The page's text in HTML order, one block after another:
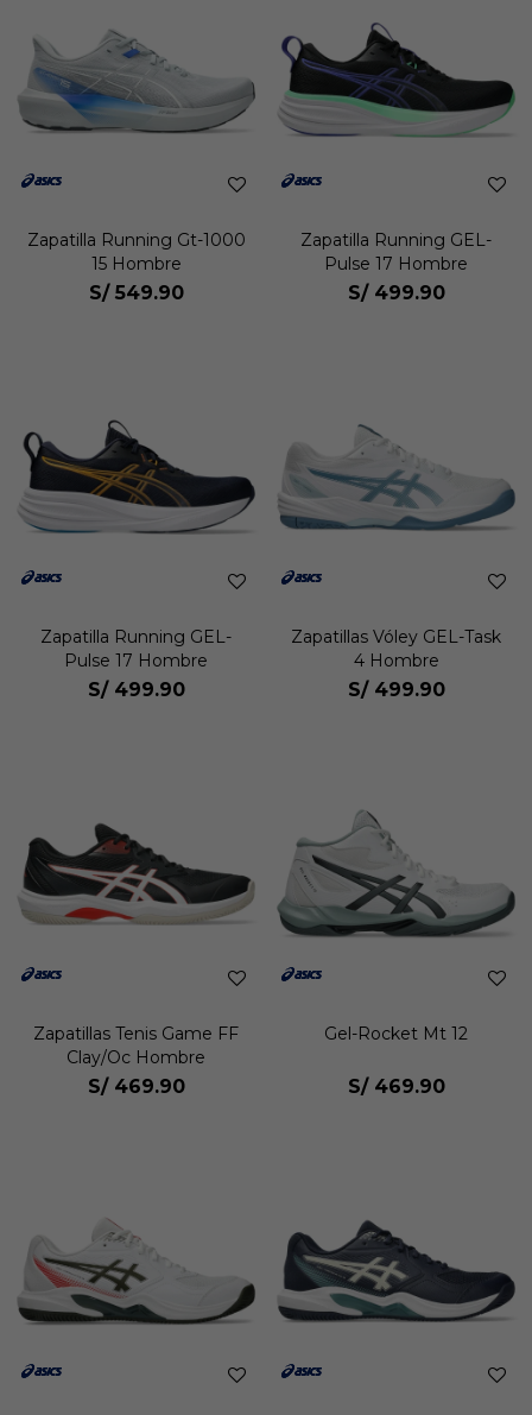
Zapatilla Running Gt-1000
15 Hombre
S/ 549.90
Zapatilla Running GEL-
Pulse 17 Hombre
S/ 499.90
Zapatilla Running GEL-
Pulse 17 Hombre
S/ 499.90
Zapatillas Vóley GEL-Task
4 Hombre
S/ 499.90
Zapatillas Tenis Game FF
Clay/Oc Hombre
S/ 469.90
Gel-Rocket Mt 12
S/ 469.90